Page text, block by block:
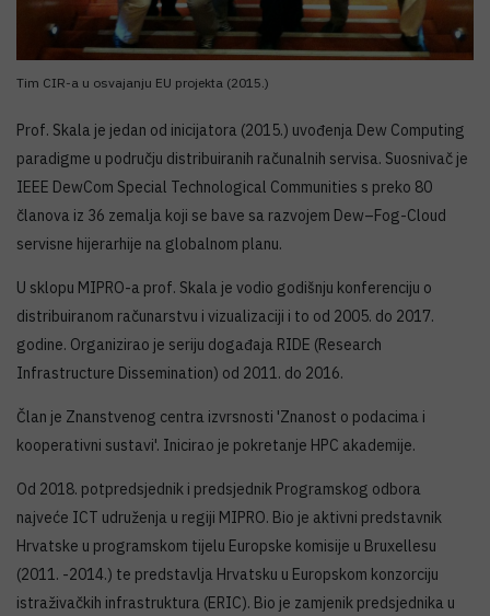
Tim CIR-a u osvajanju EU projekta (2015.)
Prof. Skala je jedan od inicijatora (2015.) uvođenja Dew Computing
paradigme u području distribuiranih računalnih servisa. Suosnivač je
IEEE DewCom Special Technological Communities s preko 80
članova iz 36 zemalja koji se bave sa razvojem Dew–Fog-Cloud
servisne hijerarhije na globalnom planu.
U sklopu MIPRO-a prof. Skala je vodio godišnju konferenciju o
distribuiranom računarstvu i vizualizaciji i to od 2005. do 2017.
godine. Organizirao je seriju događaja RIDE (Research
Infrastructure Dissemination) od 2011. do 2016.
Član je Znanstvenog centra izvrsnosti 'Znanost o podacima i
kooperativni sustavi'. Inicirao je pokretanje HPC akademije.
Od 2018. potpredsjednik i predsjednik Programskog odbora
najveće ICT udruženja u regiji MIPRO. Bio je aktivni predstavnik
Hrvatske u programskom tijelu Europske komisije u Bruxellesu
(2011. -2014.) te predstavlja Hrvatsku u Europskom konzorciju
istraživačkih infrastruktura (ERIC). Bio je zamjenik predsjednika u